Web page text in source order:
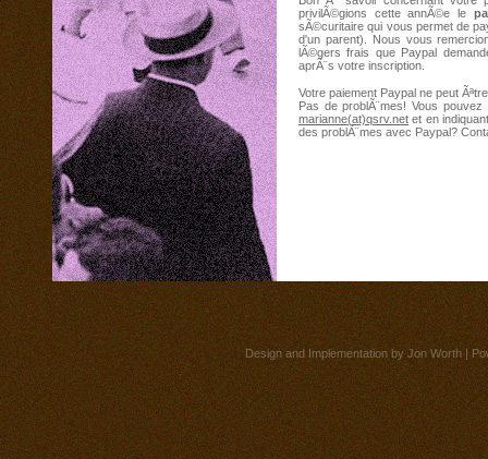
privilÃ©gions cette annÃ©e le
sÃ©curitaire qui vous permet de
d'un parent). Nous vous
lÃ©gers frais que Paypal
aprÃ¨s votre inscription.
Votre paiement Paypal ne peut
Pas de problÃ¨mes! Vous
marianne(at)qsrv.net et en
des problÃ¨mes avec Paypal?
Design and Implementation by Jon Worth |